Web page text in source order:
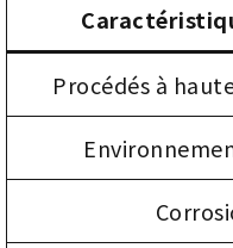
Procédés à